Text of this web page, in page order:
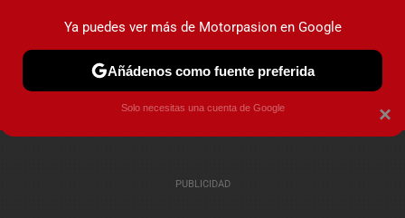
PRUEBAS COCHES ELÉCTRICOS OBSERVATORIO
×
Ya puedes ver más de Motorpasion en Google
Añádenos como fuente preferida
Solo necesitas una cuenta de Google